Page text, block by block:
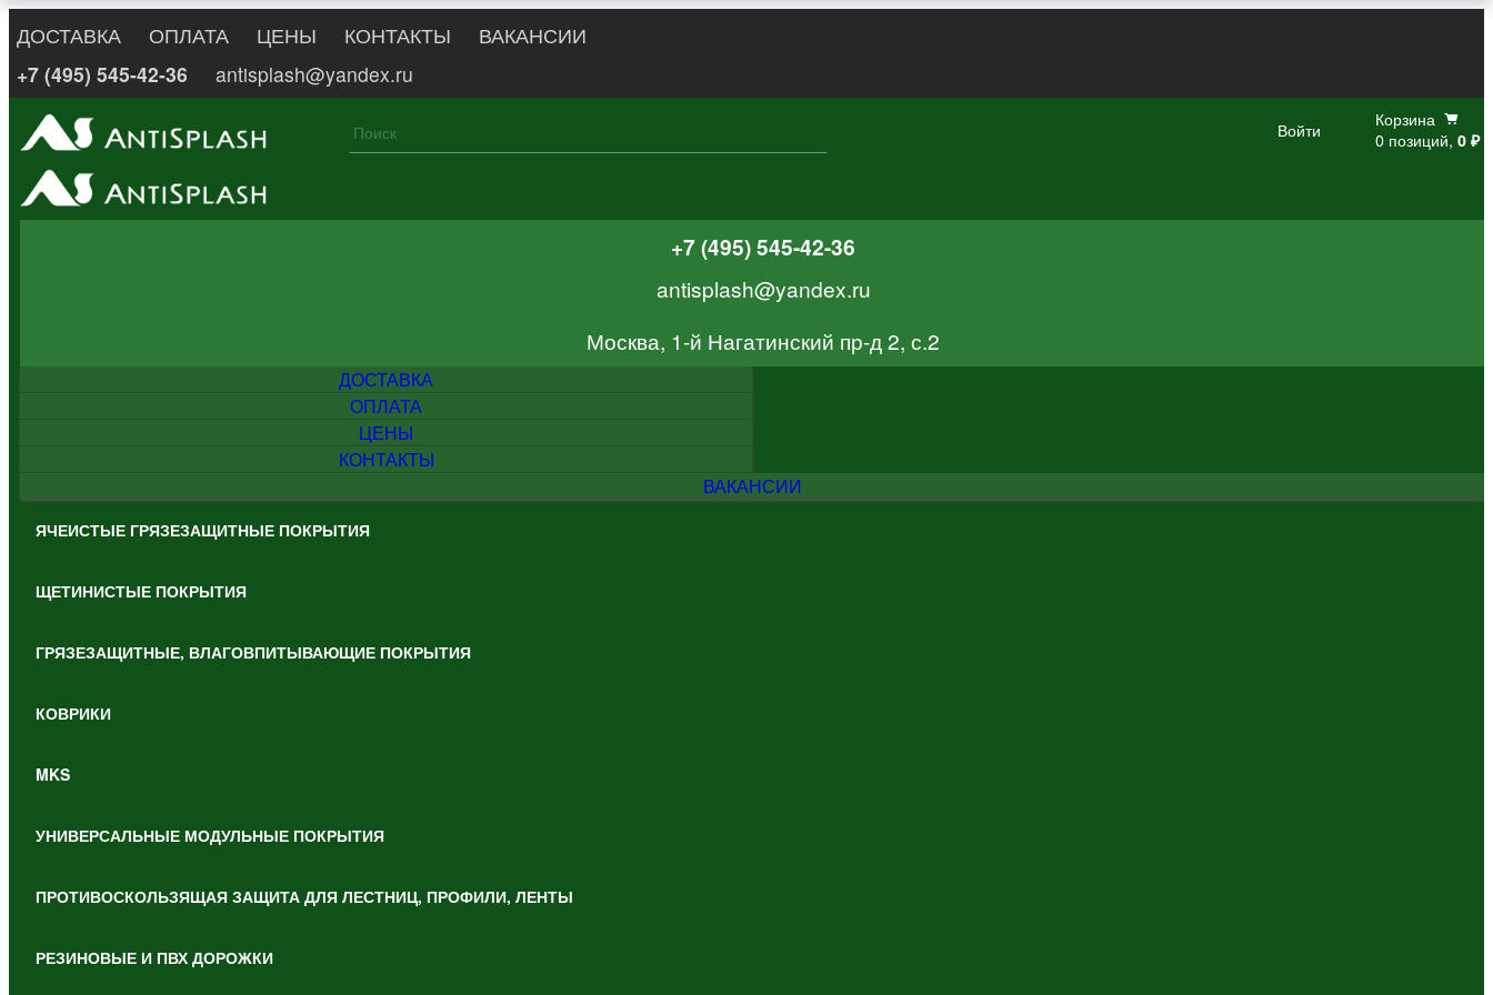
ДОСТАВКА ОПЛАТА ЦЕНЫ КОНТАКТЫ
ВАКАНСИИ
+7 (495) 545-42-36
antisplash@yandex.ru
Войти
Корзина
0 позиций, 0 ₽
+7 (495) 545-42-36
antisplash@yandex.ru
Москва, 1-й Нагатинский пр-д 2, с.2
ДОСТАВКА
ОПЛАТА
ЦЕНЫ
КОНТАКТЫ
ВАКАНСИИ
ЯЧЕИСТЫЕ ГРЯЗЕЗАЩИТНЫЕ ПОКРЫТИЯ
ЩЕТИНИСТЫЕ ПОКРЫТИЯ
ГРЯЗЕЗАЩИТНЫЕ, ВЛАГОВПИТЫВАЮЩИЕ ПОКРЫТИЯ
КОВРИКИ
MKS
УНИВЕРСАЛЬНЫЕ МОДУЛЬНЫЕ ПОКРЫТИЯ
ПРОТИВОСКОЛЬЗЯЩАЯ ЗАЩИТА ДЛЯ ЛЕСТНИЦ, ПРОФИЛИ, ЛЕНТЫ
РЕЗИНОВЫЕ И ПВХ ДОРОЖКИ